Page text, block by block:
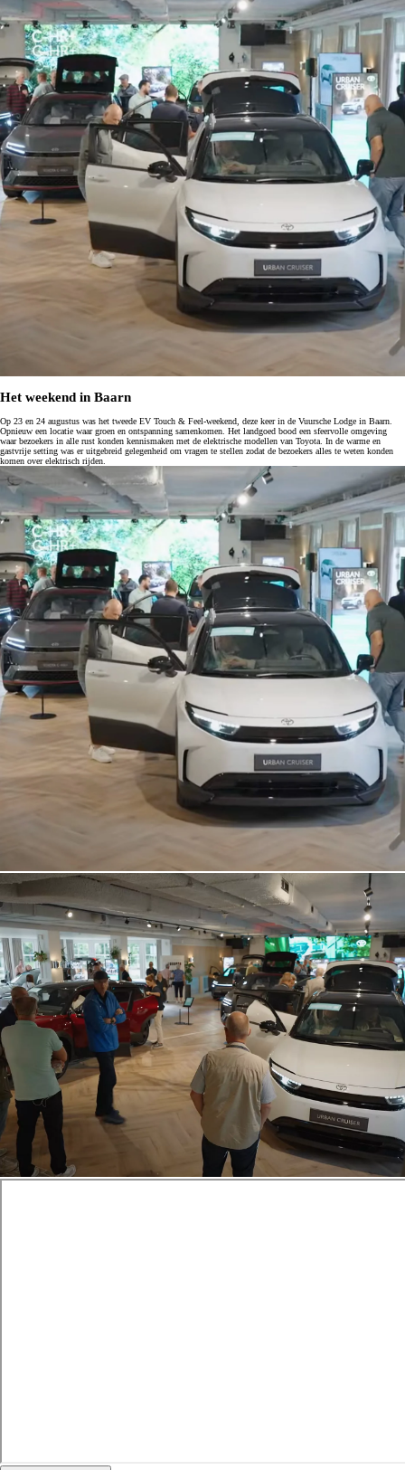
Het weekend in Baarn
Op 23 en 24 augustus was het tweede EV Touch & Feel-weekend, deze keer in de Vuursche Lodge in Baarn.
Opnieuw een locatie waar groen en ontspanning samenkomen. Het landgoed bood een sfeervolle omgeving
waar bezoekers in alle rust konden kennismaken met de elektrische modellen van Toyota. In de warme en
gastvrije setting was er uitgebreid gelegenheid om vragen te stellen zodat de bezoekers alles te weten konden
komen over elektrisch rijden.